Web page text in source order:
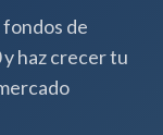
fondos de
haz crecer tu